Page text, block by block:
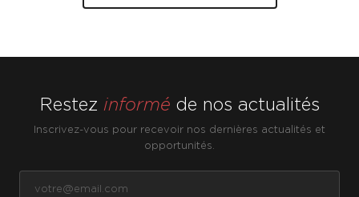
Restez informé de nos actualités
Inscrivez-vous pour recevoir nos dernières actualités et
opportunités.